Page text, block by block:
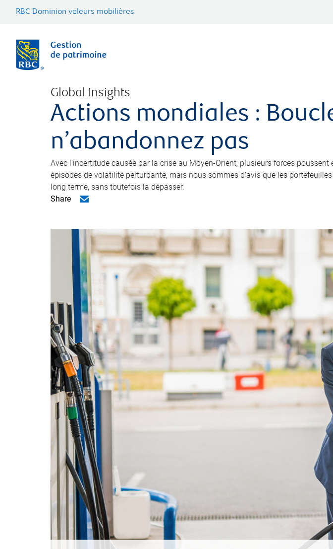
RBC Dominion valeurs mobilières
Global Insights
Actions mondiales :
n’abandonnez pas
Avec l’incertitude causée par la crise au Moyen-Orient, plusieurs forces
épisodes de volatilité perturbante, mais nous sommes d’avis que les
long terme, sans toutefois la dépasser.
Share